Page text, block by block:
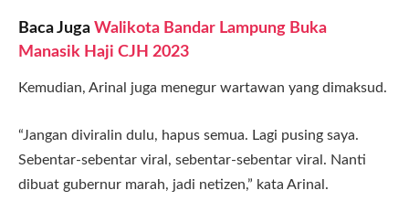
Baca Juga Walikota Bandar Lampung Buka
Manasik Haji CJH 2023
Kemudian, Arinal juga menegur wartawan yang dimaksud.
“Jangan diviralin dulu, hapus semua. Lagi pusing saya.
Sebentar-sebentar viral, sebentar-sebentar viral. Nanti
dibuat gubernur marah, jadi netizen,” kata Arinal.